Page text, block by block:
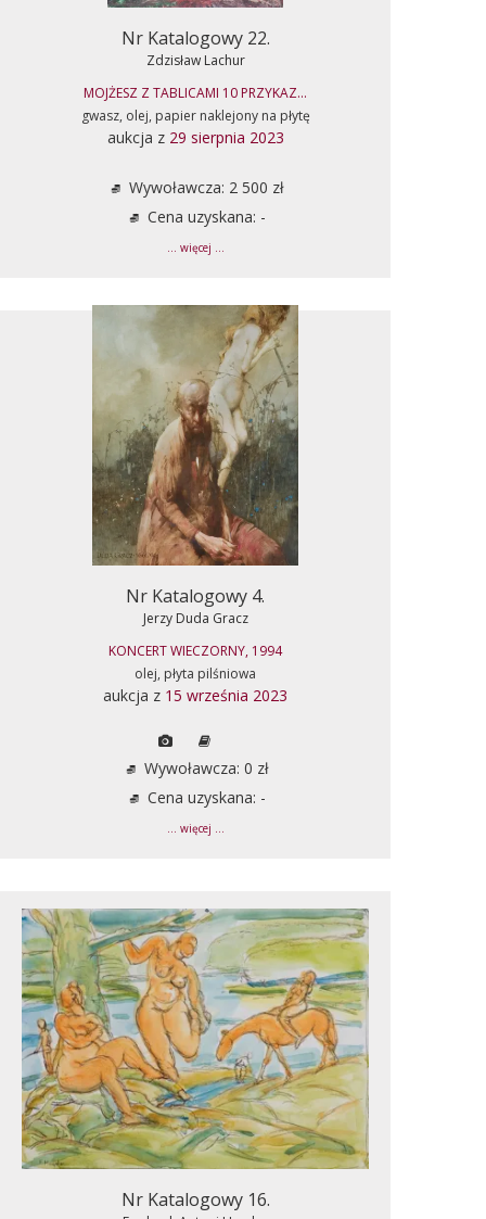
Nr Katalogowy 22.
Zdzisław Lachur
MOJŻESZ Z TABLICAMI 10 PRZYKAZ...
gwasz, olej, papier naklejony na płytę
aukcja z 29 sierpnia 2023
Wywoławcza: 2 500 zł
Cena uzyskana: -
... więcej ...
Nr Katalogowy 4.
Jerzy Duda Gracz
KONCERT WIECZORNY, 1994
olej, płyta pilśniowa
aukcja z 15 września 2023
Wywoławcza: 0 zł
Cena uzyskana: -
... więcej ...
Nr Katalogowy 16.